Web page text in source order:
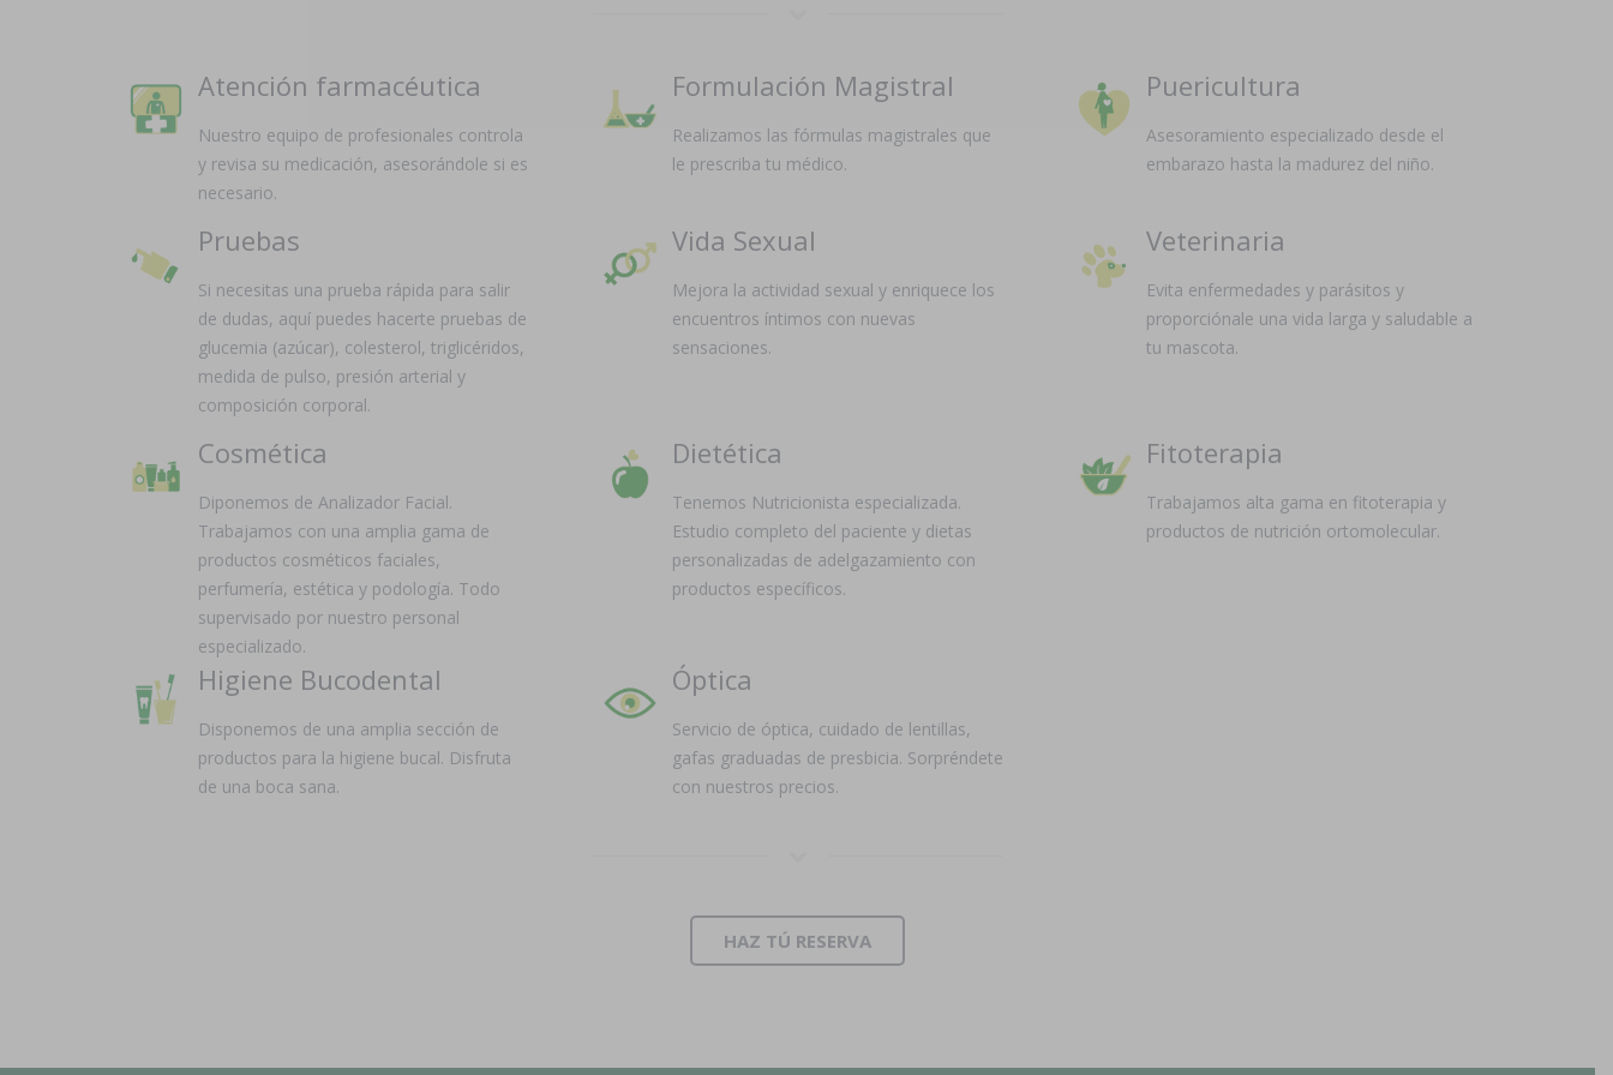
Atención farmacéutica
Nuestro equipo de profesionales controla
y revisa su medicación, asesorándole si es
necesario.
Formulación Magistral
Realizamos las fórmulas magistrales que
le prescriba tu médico.
Puericultura
Asesoramiento especializado desde el
embarazo hasta la madurez del niño.
Pruebas
Si necesitas una prueba rápida para salir
de dudas, aquí puedes hacerte pruebas de
glucemia (azúcar), colesterol, triglicéridos,
medida de pulso, presión arterial y
composición corporal.
Vida Sexual
Mejora la actividad sexual y enriquece los
encuentros íntimos con nuevas
sensaciones.
Veterinaria
Evita enfermedades y parásitos y
proporciónale una vida larga y saludable a
tu mascota.
Cosmética
Diponemos de Analizador Facial.
Trabajamos con una amplia gama de
productos cosméticos faciales,
perfumería, estética y podología. Todo
supervisado por nuestro personal
especializado.
Dietética
Tenemos Nutricionista especializada.
Estudio completo del paciente y dietas
personalizadas de adelgazamiento con
productos específicos.
Fitoterapia
Trabajamos alta gama en fitoterapia y
productos de nutrición ortomolecular.
Higiene Bucodental
Disponemos de una amplia sección de
productos para la higiene bucal. Disfruta
de una boca sana.
Óptica
Servicio de óptica, cuidado de lentillas,
gafas graduadas de presbicia. Sorpréndete
con nuestros precios.
HAZ TÚ RESERVA